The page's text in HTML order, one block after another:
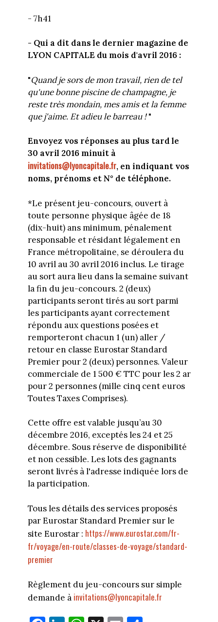
- 7h41
- Qui a dit dans le dernier magazine de
LYON CAPITALE du mois d'avril 2016 :
"Quand je sors de mon travail, rien de tel
qu'une bonne piscine de champagne, je
reste très mondain, mes amis et la femme
que j'aime. Et adieu le barreau !"
Envoyez vos réponses au plus tard le
30 avril 2016 minuit à
invitations@lyoncapitale.fr, en indiquant vos
noms, prénoms et N° de téléphone.
*Le présent jeu-concours, ouvert à
toute personne physique âgée de 18
(dix-huit) ans minimum, pénalement
responsable et résidant légalement en
France métropolitaine, se déroulera du
10 avril au 30 avril 2016 inclus. Le tirage
au sort aura lieu dans la semaine suivant
la fin du jeu-concours. 2 (deux)
participants seront tirés au sort parmi
les participants ayant correctement
répondu aux questions posées et
remporteront chacun 1 (un) aller /
retour en classe Eurostar Standard
Premier pour 2 (deux) personnes. Valeur
commerciale de 1 500 € TTC pour les 2 ar
pour 2 personnes (mille cinq cent euros
Toutes Taxes Comprises).
Cette offre est valable jusqu’au 30
décembre 2016, exceptés les 24 et 25
décembre. Sous réserve de disponibilité
et non cessible. Les lots des gagnants
seront livrés à l'adresse indiquée lors de
la participation.
Tous les détails des services proposés
par Eurostar Standard Premier sur le
site Eurostar : https://www.eurostar.com/fr-
fr/voyage/en-route/classes-de-voyage/standard-
premier
Règlement du jeu-concours sur simple
demande à invitations@lyoncapitale.fr